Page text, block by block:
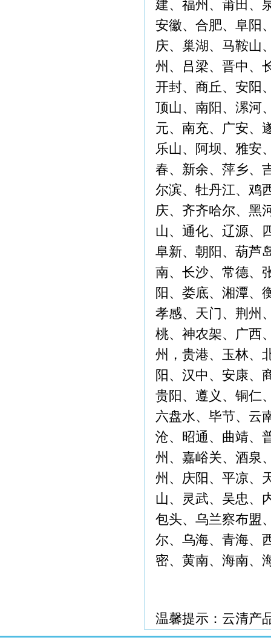
建、福州、莆田、
安徽、合肥、阜阳
庆、巢湖、马鞍山
州、吕梁、晋中、
开封、商丘、安阳
顶山、南阳、漯河
元、南充、广安、
乐山、阿坝、雅安
春、新余、萍乡、
尔滨、牡丹江、鸡
庆、齐齐哈尔、黑
山、通化、辽源、
阜新、朝阳、葫芦
南、长沙、常德、
阳、娄底、湘潭、
孝感、天门、荆州
桃、神农架、广西
州，贵港、玉林、
阳、汉中、安康、
贵阳、遵义、铜仁
六盘水、毕节、云
沧、昭通、曲靖、
州、嘉峪关、酒泉
州、庆阳、平凉、
山、灵武、吴忠、
包头、乌兰察布盟
尔、乌海、青海、
密、黄南、海南、
温馨提示：云清产